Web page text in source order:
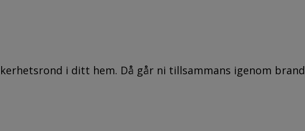
i ditt hem. Då går ni tillsammans igenom